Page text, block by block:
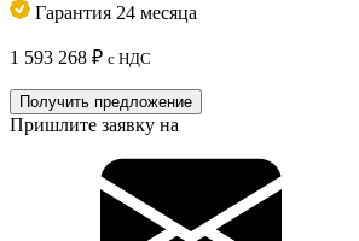
Гарантия 24 месяца
1 593 268 ₽ с НДС
Получить предложение
Пришлите заявку на